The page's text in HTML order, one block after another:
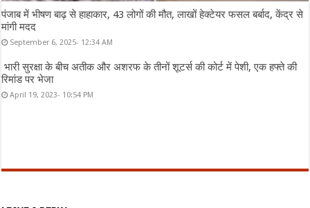
पंजाब में भीषण बाढ़ से हाहाकार, 43 लोगों की मौत, लाखों हेक्टेयर फसल बर्बाद, केंद्र से
मांगी मदद
September 6, 2025- 12:34 AM
भारी सुरक्षा के बीच अतीक और अशरफ के तीनों शूटर्स की कोर्ट में पेशी, एक हफ्ते की
रिमांड पर भेजा
April 19, 2023- 10:54 PM